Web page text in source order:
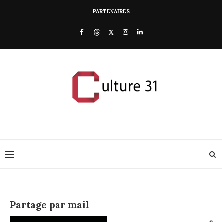
PARTENAIRES
Partage par mail